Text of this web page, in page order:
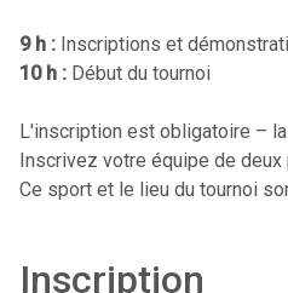
9 h : Inscriptions et
10 h : Début du tournoi
L'inscription est obligatoire –
Inscrivez votre équipe de
Ce sport et le lieu du tournoi
Inscription